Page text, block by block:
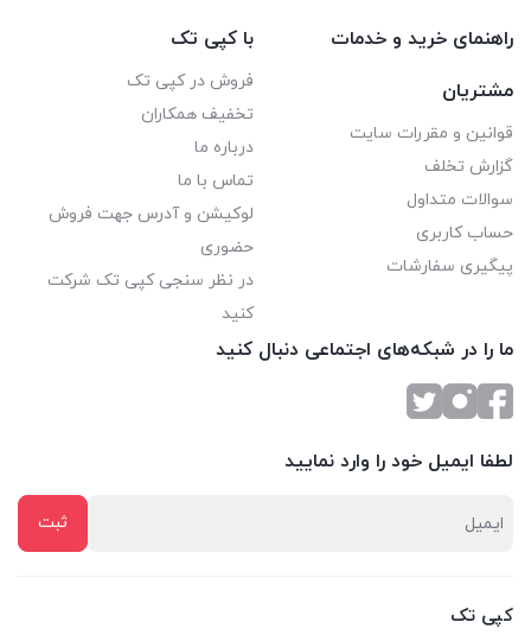
راهنمای خرید و خدمات
مشتریان
قوانین و مقررات سایت
گزارش تخلف
سوالات متداول
حساب کاربری
پیگیری سفارشات
با کپی تک
فروش در کپی تک
تخفیف همکاران
درباره ما
تماس با ما
لوکیشن و آدرس جهت فروش
حضوری
در نظر سنجی کپی تک شرکت
کنید
ما را در شبکه‌های اجتماعی دنبال کنید
لطفا ایمیل خود را وارد نمایید
کپی تک